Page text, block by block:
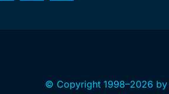
© Copyright 1998–2026 by